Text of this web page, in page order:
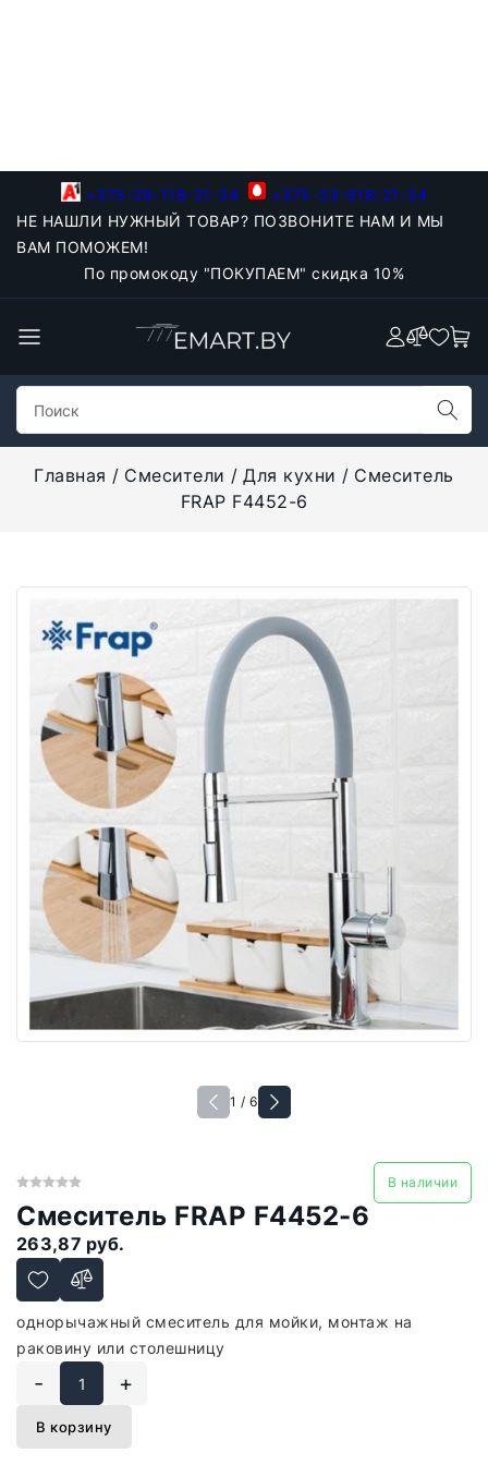
+375-29-118-21-34
+375-33-918-21-34
НЕ НАШЛИ НУЖНЫЙ ТОВАР? ПОЗВОНИТЕ НАМ И МЫ
ВАМ ПОМОЖЕМ!
По промокоду "ПОКУПАЕМ" скидка 10%
Главная Смесители Для кухни
Смеситель
FRAP F4452-6
1 / 6
В наличии
Смеситель FRAP F4452-6
263,87 руб.
однорычажный смеситель для мойки, монтаж на
раковину или столешницу
- +
В корзину